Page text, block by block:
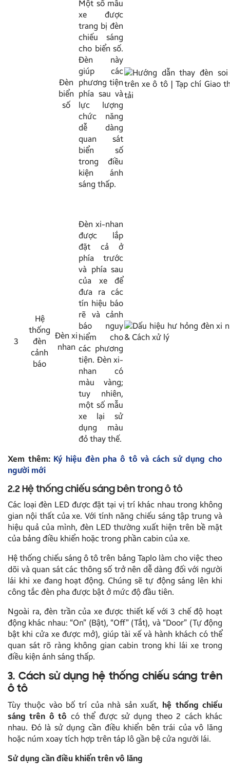
Đèn
biển
số
Một số mẫu
xe được
trang bị đèn
chiếu sáng
cho biển số.
Đèn này
giúp các
phương tiện
phía sau và
lực lượng
chức năng
dễ dàng
quan sát
biển số
trong điều
kiện ánh
sáng thấp.
3
Hệ
thống
đèn
cảnh
báo
Đèn xi
nhan
Đèn xi-nhan
được lắp
đặt cả ở
phía trước
và phía sau
của xe để
đưa ra các
tín hiệu báo
rẽ và cảnh
báo nguy
hiểm cho
các phương
tiện. Đèn xi-
nhan có
màu vàng;
tuy nhiên,
một số mẫu
xe lại sử
dụng màu
đỏ thay thế.
Xem thêm: Ký hiệu đèn pha ô tô và cách sử dụng cho
người mới
2.2 Hệ thống chiếu sáng bên trong ô tô
Các loại đèn LED được đặt tại vị trí khác nhau trong không
gian nội thất của xe. Với tính năng chiếu sáng tập trung và
hiệu quả của mình, đèn LED thường xuất hiện trên bề mặt
của bảng điều khiển hoặc trong phần cabin của xe.
Hệ thống chiếu sáng ô tô trên bảng Taplo làm cho việc theo
dõi và quan sát các thông số trở nên dễ dàng đối với người
lái khi xe đang hoạt động. Chúng sẽ tự động sáng lên khi
công tắc đèn pha được bật ở mức độ đầu tiên.
Ngoài ra, đèn trần của xe được thiết kế với 3 chế độ hoạt
động khác nhau: “On” (Bật), “Off” (Tắt), và “Door” (Tự động
bật khi cửa xe được mở), giúp tài xế và hành khách có thể
quan sát rõ ràng không gian cabin trong khi lái xe trong
điều kiện ánh sáng thấp.
3. Cách sử dụng hệ thống chiếu sáng trên
ô tô
Tùy thuộc vào bố trí của nhà sản xuất, hệ thống chiếu
sáng trên ô tô có thể được sử dụng theo 2 cách khác
nhau. Đó là sử dụng cần điều khiển bên trái của vô lăng
hoặc núm xoay tích hợp trên táp lô gần bệ cửa người lái.
Sử dụng cần điều khiển trên vô lăng